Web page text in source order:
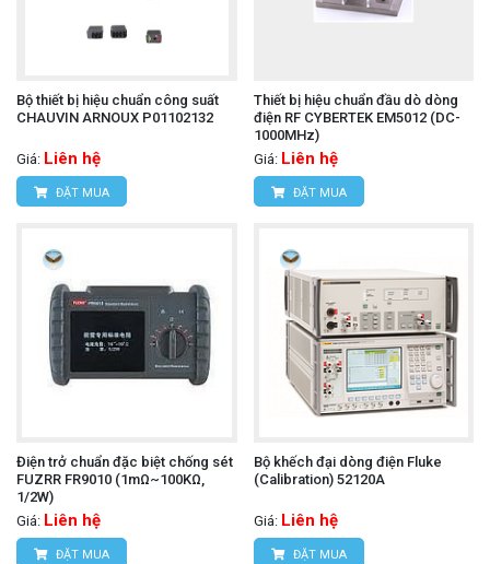
Bộ thiết bị hiệu chuẩn công suất
CHAUVIN ARNOUX P01102132
Giá: Liên hệ
ĐẶT MUA
Thiết bị hiệu chuẩn đầu dò dòng
điện RF CYBERTEK EM5012 (DC-
1000MHz)
Giá: Liên hệ
ĐẶT MUA
Điện trở chuẩn đặc biệt chống sét
FUZRR FR9010 (1mΩ~100KΩ,
1/2W)
Giá: Liên hệ
ĐẶT MUA
Bộ khếch đại dòng điện Fluke
(Calibration) 52120A
Giá: Liên hệ
ĐẶT MUA